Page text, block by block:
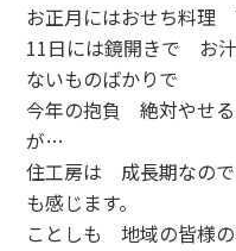
お正月にはおせち料理
11日には鏡開きで お
ないものばかりで
今年の抱負 絶対やせ
が…
住工房は 成長期なの
も感じます。
ことしも 地域の皆様